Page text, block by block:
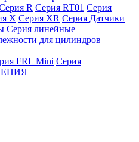
R Серия RT01 Серия
X Серия XR Серия Датчики
Серия линейные
для цилиндров
FRL Mini Серия